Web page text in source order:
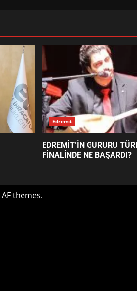
6
DEĞİŞTİRİYOR?
7
BURHANİYE
YÖNETİM NASIL
AYVALIK SU
HAREKETE
BULUŞMADA
Edremit
EDREMİT’İN GURURU
FİNALİNDE NE BAŞARDI?
AF themes.